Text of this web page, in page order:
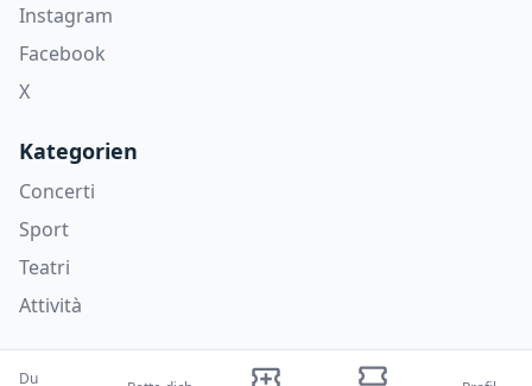
Instagram
Facebook
X
Kategorien
Concerti
Sport
Teatri
Attività
Du